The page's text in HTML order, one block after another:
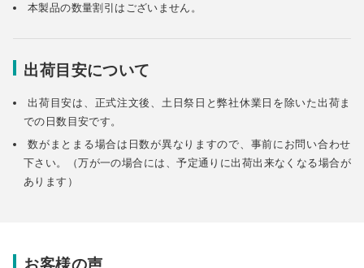
本製品の数量割引はございません。
出荷目安について
出荷目安は、正式注文後、土日祭日と弊社休業日を除いた出荷ま
での日数目安です。
数がまとまる場合は日数が異なりますので、事前にお問い合わせ
下さい。（万が一の場合には、予定通りに出荷出来なくなる場合が
あります）
お客様の声